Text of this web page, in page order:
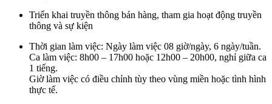
Triển khai truyền thông bán hàng, tham gia hoạt động truyền
thông và sự kiện
Thời gian làm việc: Ngày làm việc 08 giờ/ngày, 6 ngày/tuần.
Ca làm việc: 8h00 – 17h00 hoặc 12h00 – 20h00, nghỉ giữa ca
1 tiếng.
Giờ làm việc có điều chỉnh tùy theo vùng miền hoặc tình hình
thực tế.